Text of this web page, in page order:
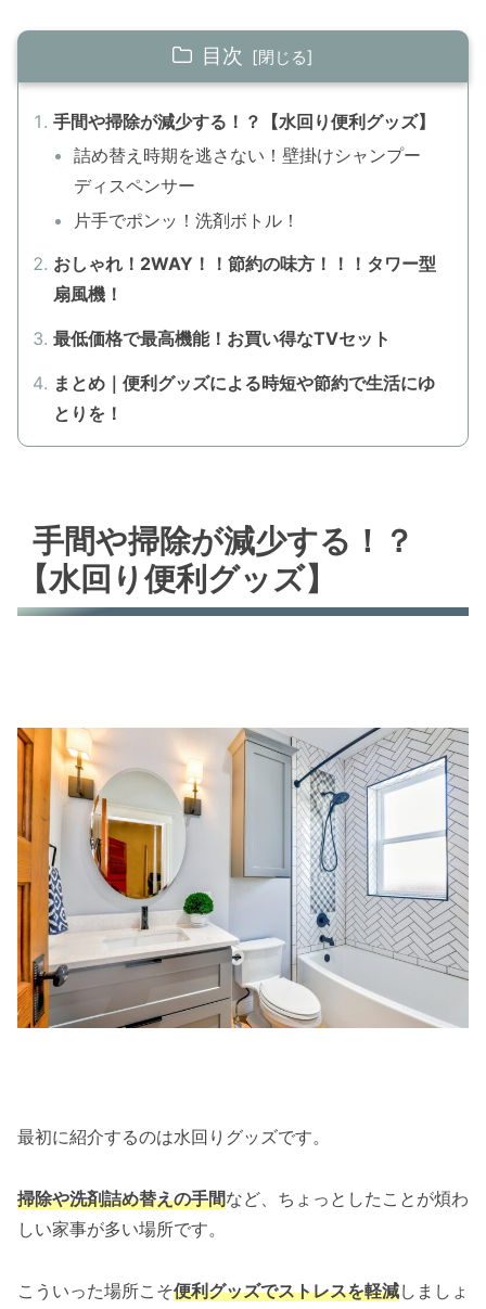
目次
手間や掃除が減少する！？【水回り便利グッズ】
詰め替え時期を逃さない！壁掛けシャンプー
ディスペンサー
片手でポンッ！洗剤ボトル！
おしゃれ！2WAY！！節約の味方！！！タワー型
扇風機！
最低価格で最高機能！お買い得なTVセット
まとめ｜便利グッズによる時短や節約で生活にゆ
とりを！
手間や掃除が減少する！？
【水回り便利グッズ】
最初に紹介するのは水回りグッズです。
掃除や洗剤詰め替えの手間など、ちょっとしたことが煩わ
しい家事が多い場所です。
こういった場所こそ便利グッズでストレスを軽減しましょ